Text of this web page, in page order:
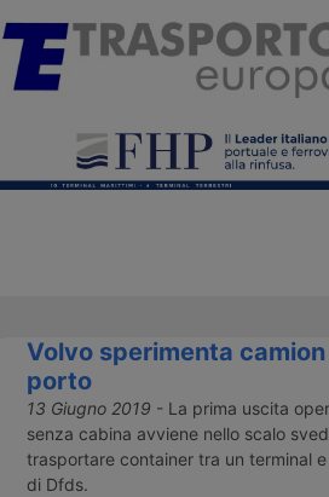
Volvo sperimenta
porto
13 Giugno 2019 - La prima uscita
senza cabina avviene nello scalo
trasportare container tra un terminal
di Dfds.